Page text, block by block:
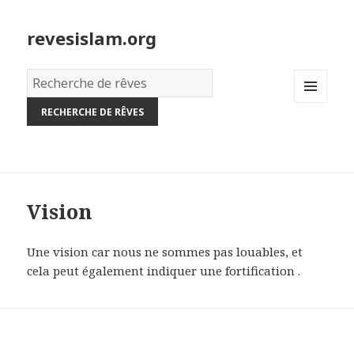
revesislam.org
Dictionnaire
des
rêves:
Vision
Une vision car nous ne sommes pas louables, et
cela peut également indiquer une fortification .